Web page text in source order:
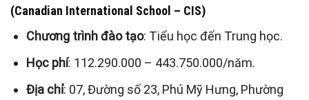
(Canadian International School – CIS)
Chương trình đào tạo: Tiểu học đến Trung học.
Học phí: 112.290.000 – 443.750.000/năm.
Địa chỉ: 07, Đường số 23, Phú Mỹ Hưng, Phường